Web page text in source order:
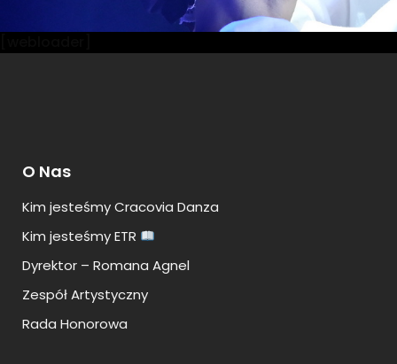
O Nas
Kim jesteśmy Cracovia Danza
Kim jesteśmy ETR
Dyrektor – Romana Agnel
Zespół Artystyczny
Rada Honorowa